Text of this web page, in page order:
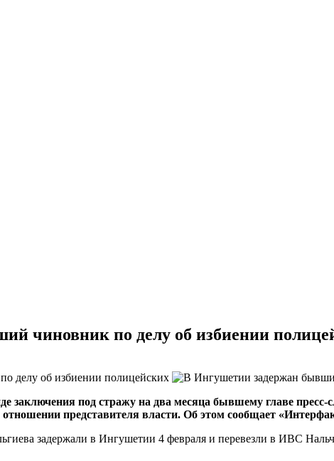
чиновник по делу об избиении
заключения под стражу на два месяца бывшему главе пресс-
представителя власти. Об этом сообщает
задержали в Ингушетии 4 февраля и перевезли в ИВС